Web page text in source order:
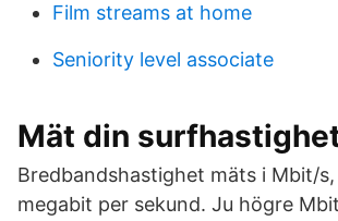
Film streams at home
Seniority level associate
Mät din
Bredbandshastighet mäts i Mbit/
megabit per sekund. Ju högre